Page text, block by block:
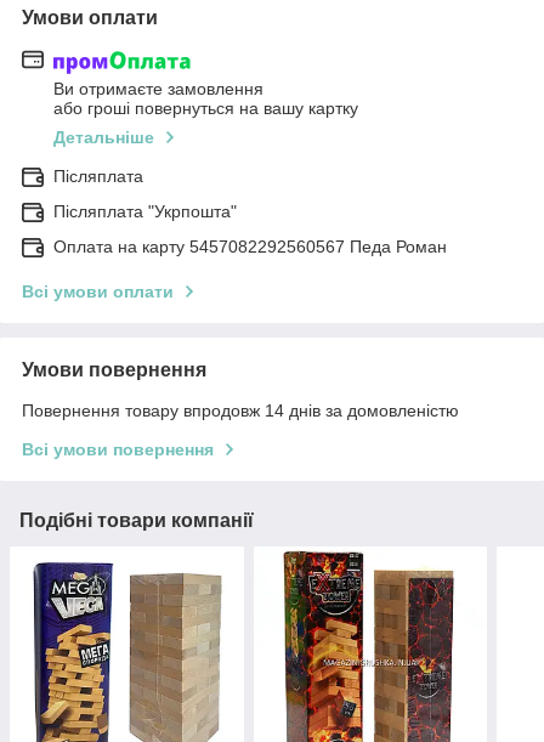
Умови оплати
Ви отримаєте замовлення
або гроші повернуться на вашу картку
Детальніше
Післяплата
Післяплата "Укрпошта"
Оплата на карту 5457082292560567 Педа Роман
Всі умови оплати
Умови повернення
Повернення товару впродовж 14 днів за домовленістю
Всі умови повернення
Подібні товари компанії